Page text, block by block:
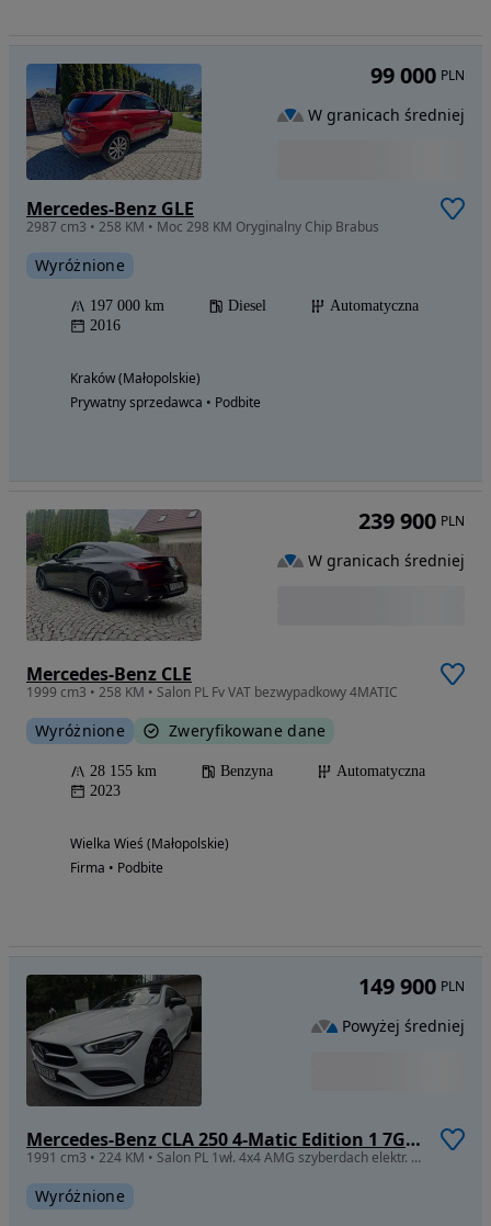
Mercedes-Benz GLE
2987 cm3 • 258 KM • Moc 298 KM Oryginalny Chip Brabus
Wyróżnione
197 000 km Diesel
Automatyczna
2016
Kraków (Małopolskie)
Prywatny sprzedawca • Podbite
99 000 PLN
W granicach średniej
Mercedes-Benz CLE
1999 cm3 • 258 KM • Salon PL Fv VAT bezwypadkowy 4MATIC
Wyróżnione Zweryfikowane dane
28 155 km Benzyna
Automatyczna
2023
Wielka Wieś (Małopolskie)
Firma • Podbite
239 900 PLN
W granicach średniej
Mercedes-Benz CLA 250 4-Matic Edition 1 7G-DCT
1991 cm3 • 224 KM • Salon PL 1wł. 4x4 AMG szyberdach elektr. Fotele HeadUP Kwarc
Wyróżnione
149 900 PLN
Powyżej średniej